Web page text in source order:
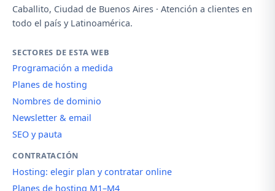
Caballito, Ciudad de Buenos Aires · Atención a clientes en
todo el país y Latinoamérica.
SECTORES DE ESTA WEB
Programación a medida
Planes de hosting
Nombres de dominio
Newsletter & email
SEO y pauta
CONTRATACIÓN
Hosting: elegir plan y contratar online
Planes de hosting M1–M4